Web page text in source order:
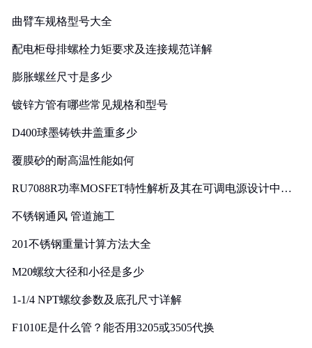
曲臂车规格型号大全
配电柜母排螺栓力矩要求及连接规范详解
膨胀螺丝尺寸是多少
镀锌方管有哪些常见规格和型号
D400球墨铸铁井盖重多少
覆膜砂的耐高温性能如何
RU7088R功率MOSFET特性解析及其在可调电源设计中的
不锈钢通风 管道施工
201不锈钢重量计算方法大全
M20螺纹大径和小径是多少
1-1/4 NPT螺纹参数及底孔尺寸详解
F1010E是什么管？能否用3205或3505代换